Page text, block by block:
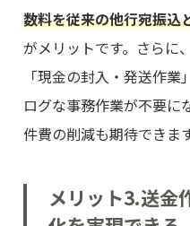
数料を従来の他行宛振込
がメリットです。さらに
「現金の封入・発送作
ログな事務作業が不要に
件費の削減も期待できます
メリット3.送金